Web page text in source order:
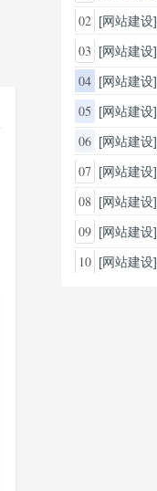
02 [网站建设]
03 [网站建设]
04 [网站建设]
05 [网站建设]
06 [网站建设]
07 [网站建设]
08 [网站建设]
柄...
09 [网站建设]
10 [网站建设]